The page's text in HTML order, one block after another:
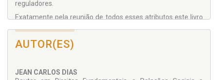
reguladores.
Exatamente pela reunião de todos esses atributos este livro
AUTOR(ES)
JEAN CARLOS DIAS